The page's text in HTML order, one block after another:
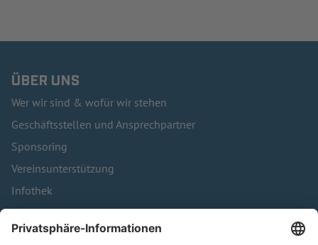
ÜBER UNS
Wer wir sind & wofür wir stehen
Geschäftsstellen und Ansprechpartner
Sponsoring
Vereinsunterstützung
Infothek
Kontakt